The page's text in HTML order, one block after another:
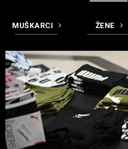
MUŠKARCI ŽENE